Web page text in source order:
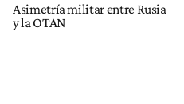
Asimetría militar entre Rusia
y la OTAN